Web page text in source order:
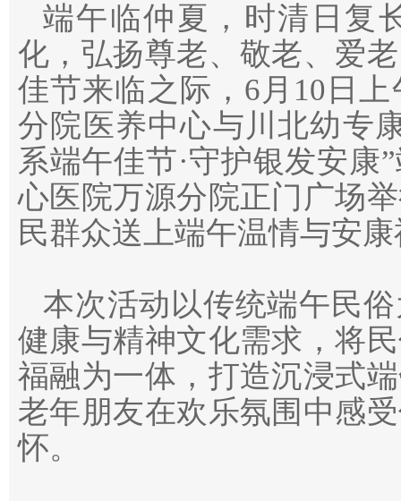
端午临仲夏，时清日复
化，弘扬尊老、敬老、爱
佳节来临之际，6月10日
分院医养中心与川北幼专
系端午佳节·守护银发安康
心医院万源分院正门广场
民群众送上端午温情与安
本次活动以传统端午民
健康与精神文化需求，将
福融为一体，打造沉浸式
老年朋友在欢乐氛围中感
怀。